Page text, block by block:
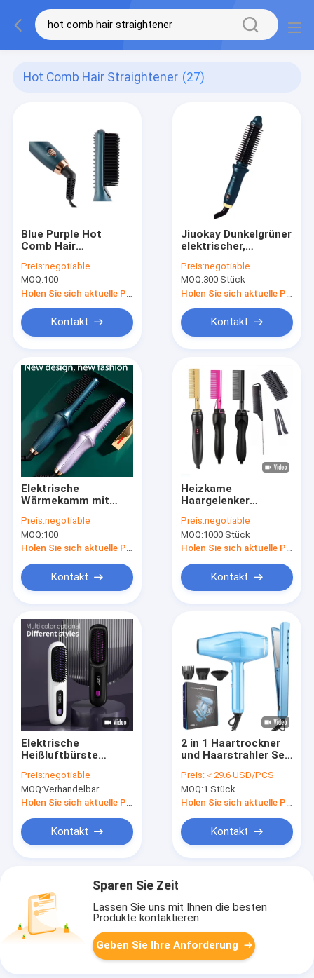
Hot Comb Hair Straightener (27)
Blue Purple Hot
Comb Hair
Frauen mit 3 Temps
20s Schnellheizung
Preis:negotiable
MOQ:100
Kontakt
Jiuokay Dunkelgrüner
elektrischer,
Kamm-Haarstrahler
für schnelles Styling
Preis:negotiable
MOQ:300 Stück
Kontakt
Elektrische
Wärmekamm mit
ABS PTC
Preis:negotiable
MOQ:100
Kontakt
Heizkame
Haargelenker
Mehrfunktions
Kupfer Elektrischer
Heißkame
Preis:negotiable
MOQ:1000 Stück
Kontakt
Elektrische
Heißluftbürste
Haarstrahler-Kamm
mit Negativ-Ionen-
Technologie und
Preis:negotiable
MOQ:Verhandelbar
Holen Sie sich aktuelle Preis
Kontakt
2 in 1 Haartrockner
und Haarstrahler Set
Hochleistungs
2200W Haarpflege
Geschenk Set
Preis: ＜29.6 USD/PCS
MOQ:1 Stück
Holen Sie sich aktuelle Preis
Kontakt
Sparen Sie Zeit
Lassen Sie uns mit Ihnen die besten
Produkte kontaktieren.
Geben Sie Ihre Anforderung